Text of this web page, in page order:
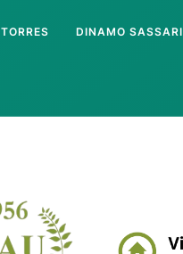
TORRES DINAMO SASSARI